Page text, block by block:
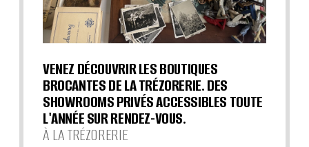
VENEZ DÉCOUVRIR LES BOUTIQUES
BROCANTES DE LA TRÉZORERIE. DES
SHOWROOMS PRIVÉS ACCESSIBLES TOUTE
L'ANNÉE SUR RENDEZ-VOUS.
À LA TRÉZORERIE